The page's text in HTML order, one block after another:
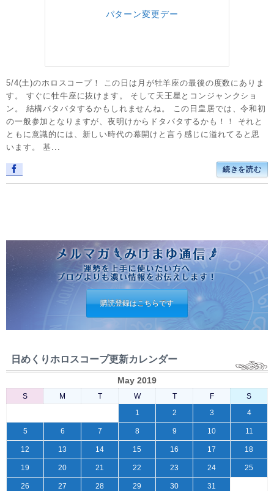
5/4(土)のホロスコープ！ この日は月が牡羊座の最後の度数にありま
す。 すぐに牡牛座に抜けます。 そして天王星とコンジャンクショ
ン。 結構バタバタするかもしれませんね。 この日皇居では、令和初
の一般参加となりますが、夜明けからドタバタするかも！！ それと
ともに意識的には、新しい時代の幕開けと言う感じに溢れてると思
います。 基...
続きを読む
購読登録はこちらです
日めくりホロスコープ更新カレンダー
May 2019
S M T W T F
S
1
2 3 4
5 6 7 8 9 10 11
12 13 14 15 16 17 18
19 20 21 22 23 24 25
26 27 28 29 30
31